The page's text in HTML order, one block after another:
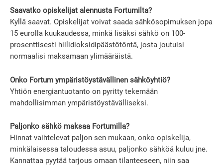
Saavatko opiskelijat alennusta Fortumilta?
Kyllä saavat. Opiskelijat voivat saada sähkösopimuksen jopa
15 eurolla kuukaudessa, minkä lisäksi sähkö on 100-
prosenttisesti hiilidioksidipäästötöntä, josta joutuisi
normaalisi maksamaan ylimääräistä.
Onko Fortum ympäristöystävällinen sähköyhtiö?
Yhtiön energiantuotanto on pyritty tekemään
mahdollisimman ympäristöystävälliseksi.
Paljonko sähkö maksaa Fortumilla?
Hinnat vaihtelevat paljon sen mukaan, onko opiskelija,
minkälaisessa taloudessa asuu, paljonko sähköä kuluu jne.
Kannattaa pyytää tarjous omaan tilanteeseen, niin saa